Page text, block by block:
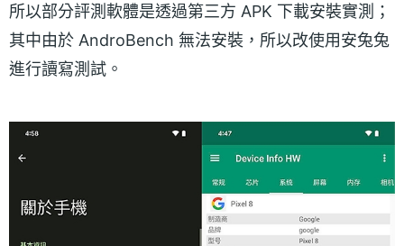
所以部分評測軟體是透過第三方 APK 下載安裝實測；
其中由於 AndroBench 無法安裝，所以改使用安兔兔
進行讀寫測試。